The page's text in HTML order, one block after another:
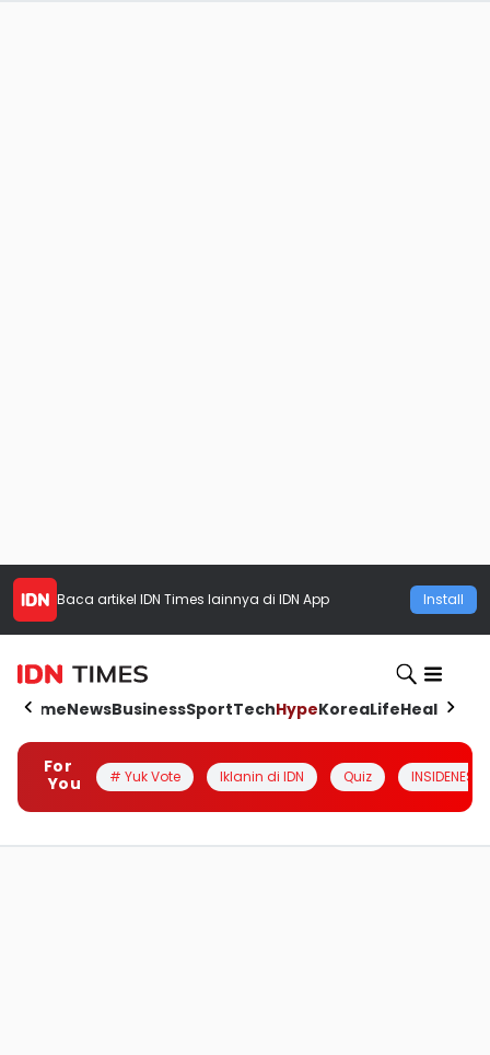
Baca artikel IDN Times lainnya di IDN App Install
HomeNewsBusinessSportTechHypeKoreaLifeHealth
For
You
# Yuk Vote Iklanin di IDN Quiz INSIDENESIA